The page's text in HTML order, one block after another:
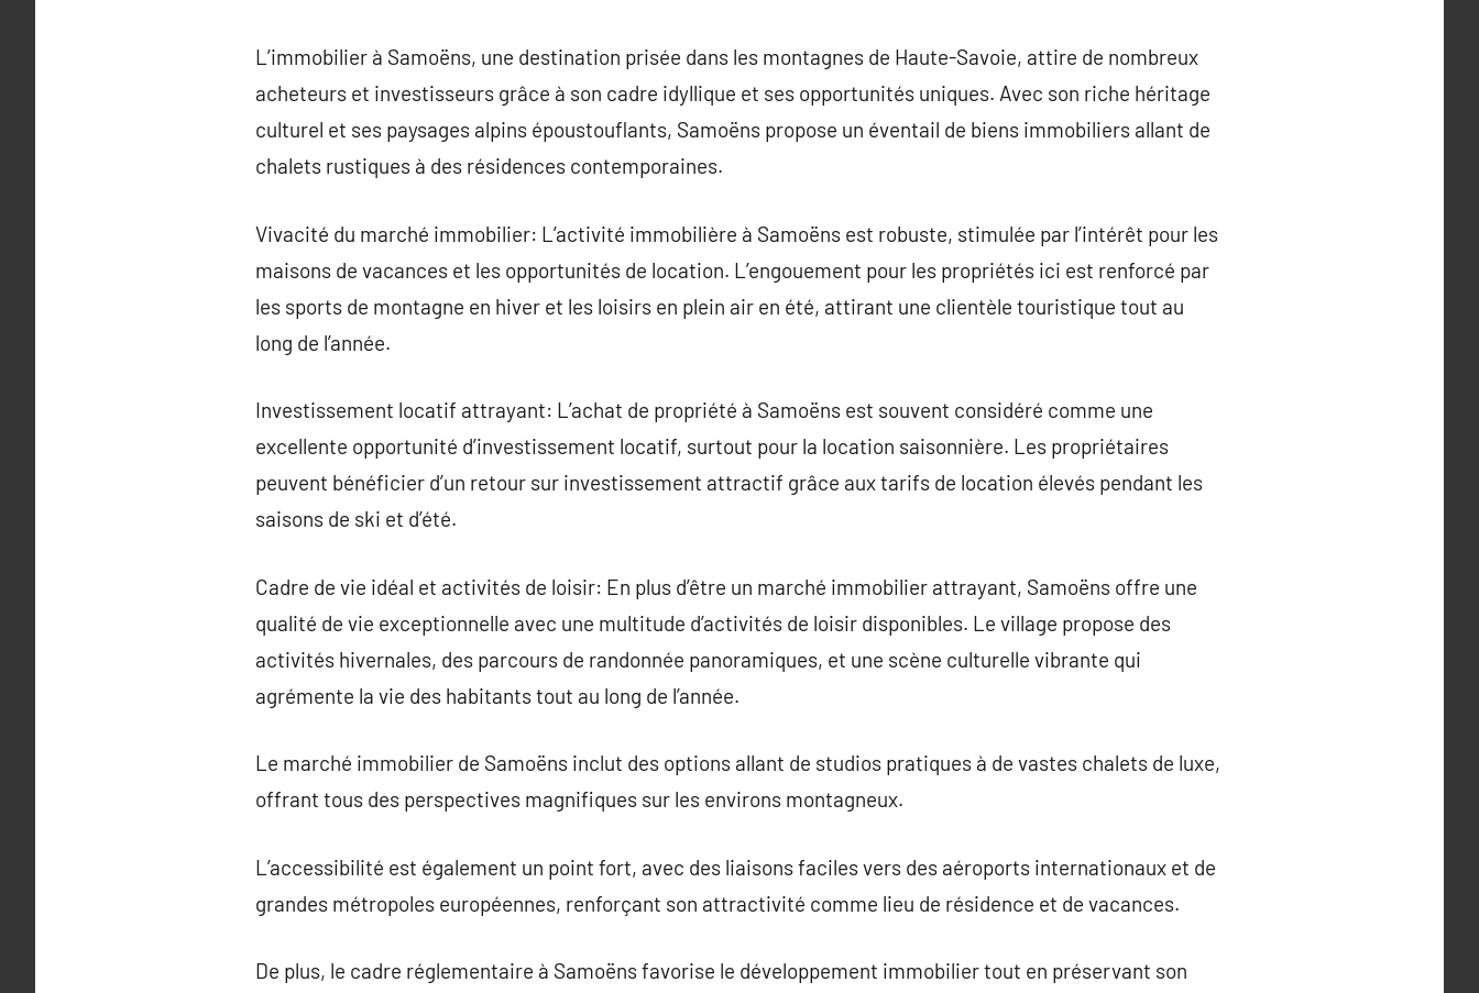
L’immobilier à Samoëns, une destination prisée dans les montagnes de Haute-Savoie, attire de nombreux
acheteurs et investisseurs grâce à son cadre idyllique et ses opportunités uniques. Avec son riche héritage
culturel et ses paysages alpins époustouflants, Samoëns propose un éventail de biens immobiliers allant de
chalets rustiques à des résidences contemporaines.
Vivacité du marché immobilier: L’activité immobilière à Samoëns est robuste, stimulée par l’intérêt pour les
maisons de vacances et les opportunités de location. L’engouement pour les propriétés ici est renforcé par
les sports de montagne en hiver et les loisirs en plein air en été, attirant une clientèle touristique tout au
long de l’année.
Investissement locatif attrayant: L’achat de propriété à Samoëns est souvent considéré comme une
excellente opportunité d’investissement locatif, surtout pour la location saisonnière. Les propriétaires
peuvent bénéficier d’un retour sur investissement attractif grâce aux tarifs de location élevés pendant les
saisons de ski et d’été.
Cadre de vie idéal et activités de loisir: En plus d’être un marché immobilier attrayant, Samoëns offre une
qualité de vie exceptionnelle avec une multitude d’activités de loisir disponibles. Le village propose des
activités hivernales, des parcours de randonnée panoramiques, et une scène culturelle vibrante qui
agrémente la vie des habitants tout au long de l’année.
Le marché immobilier de Samoëns inclut des options allant de studios pratiques à de vastes chalets de luxe,
offrant tous des perspectives magnifiques sur les environs montagneux.
L’accessibilité est également un point fort, avec des liaisons faciles vers des aéroports internationaux et de
grandes métropoles européennes, renforçant son attractivité comme lieu de résidence et de vacances.
De plus, le cadre réglementaire à Samoëns favorise le développement immobilier tout en préservant son